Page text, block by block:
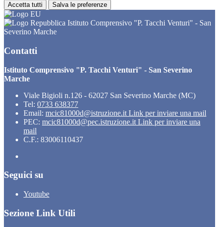
Accetta tutti Salva le preferenze
Istituto Comprensivo "P. Tacchi Venturi" - San
Severino Marche
Contatti
Istituto Comprensivo "P. Tacchi Venturi" - San Severino
Marche
Viale Bigioli n.126 - 62027 San Severino Marche (MC)
Tel: 0733 638377
Email: mcic81000d@istruzione.it Link per inviare una mail
PEC: mcic81000d@pec.istruzione.it Link per inviare una
mail
C.F.: 83006110437
Seguici su
Youtube
Sezione Link Utili